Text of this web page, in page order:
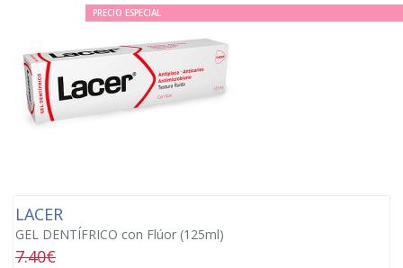
PRECIO ESPECIAL
LACER
GEL DENTÍFRICO con Flúor (125ml)
7.40€